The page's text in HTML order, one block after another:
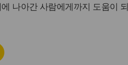
나아간 사람에게까지 도움이 되